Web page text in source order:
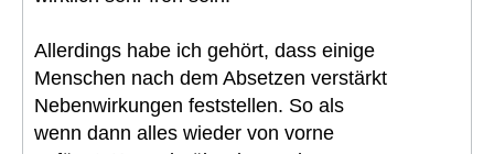
Allerdings habe ich gehört, dass einige
Menschen nach dem Absetzen verstärkt
Nebenwirkungen feststellen. So als
wenn dann alles wieder von vorne